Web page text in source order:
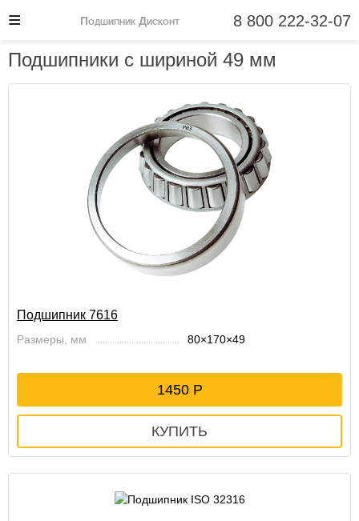
Подшипники с шириной 49 мм
Подшипник 7616
Размеры, мм 80×170×49
1450
Подшипник Дисконт 8 800 222-32-07